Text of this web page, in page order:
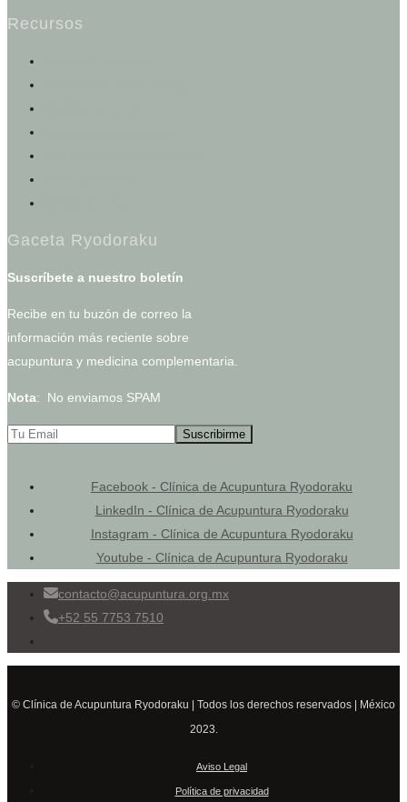
Recursos
Gaceta Ryodoraku
Suscríbete a nuestro boletín
Recibe en tu buzón de correo la
información más reciente sobre
acupuntura y medicina complementaria.
Nota: No enviamos SPAM
Facebook - Clínica de Acupuntura Ryodoraku
LinkedIn - Clínica de Acupuntura Ryodoraku
Instagram - Clínica de Acupuntura Ryodoraku
Youtube - Clínica de Acupuntura Ryodoraku
contacto@acupuntura.org.mx
+52 55 7753 7510
© Clínica de Acupuntura Ryodoraku | Todos los derechos reservados | México
2023.
Aviso Legal
Política de privacidad